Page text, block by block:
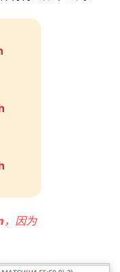
，因为